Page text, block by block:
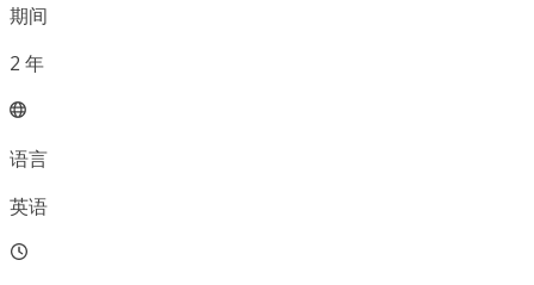
期间
2 年
语言
英语